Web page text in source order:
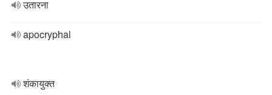
उतारना
apocryphal
शंकायुक्त